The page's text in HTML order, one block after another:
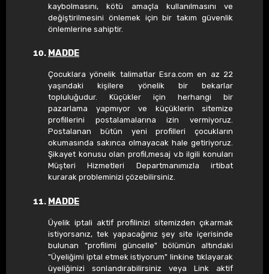
kaybolmasını, kötü amaçla kullanılmasını ve
değiştirilmesini önlemek için bir takım güvenlik
önlemlerine sahiptir.
MADDE
Çocuklara yönelik talimatlar Esra.com en az 22
yaşındaki kişilere yönelik bir bekarlar
topluluğudur. Küçükler için herhangi bir
pazarlama yapmıyor ve küçüklerin sitemize
profillerini postalamalarına izin vermiyoruz.
Postalanan bütün yeni profilleri çocukların
okumasında sakınca olmayacak hale getiriyoruz.
Şikayet konusu olan profil,mesaj v.b ilgili konuları
Müşteri Hizmetleri Departmanımızla irtibat
kurarak probleminizi çözebilirsiniz.
MADDE
Üyelik iptali aktif profilinizi sitemizden çıkarmak
istiyorsanız, tek yapacağınız şey site içerisinde
bulunan "profilimi güncelle" bölümün altındaki
"Üyeliğimi iptal etmek istiyorum" linkine tıklayarak
üyeliğinizi sonlandırabilirsiniz veya Link aktif